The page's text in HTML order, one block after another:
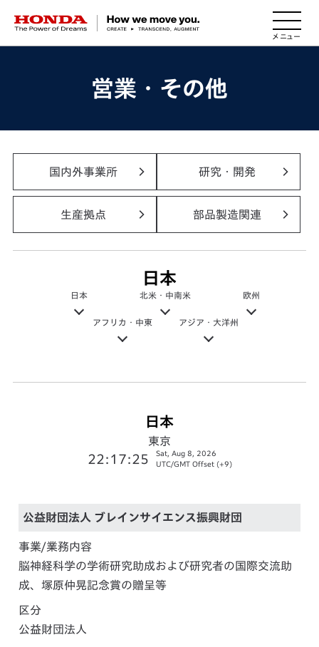
HONDA The Power of Dreams
営業・その他
国内外事業所 研究・開発
生産拠点 部品製造関連
日本
日本 北米・中南米 欧州
アフリカ・中東 アジア・大洋州
日本
東京
22:17:26
Sat, Aug 8, 2026
UTC/GMT Offset (+9)
公益財団法人 ブレインサイエンス振興財団
事業/業務内容
脳神経科学の学術研究助成および研究者の国際交流助
成、塚原仲晃記念賞の贈呈等
区分
公益財団法人